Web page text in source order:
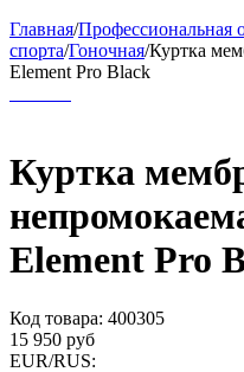
Главная/Профессиональная
спорта/Гоночная/Куртка
Element Pro Black
Куртка
Element Pro
Код товара: 400305
15 950 руб
EUR/RUS: